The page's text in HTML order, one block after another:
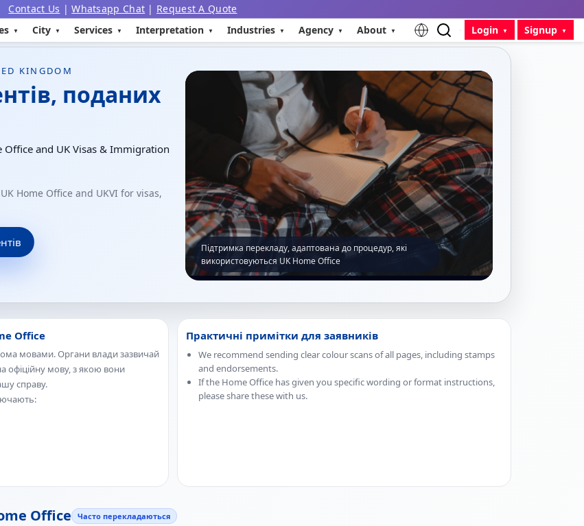
Contact Us |Whatsapp Chat | Request A Quote
City Services Interpretation Industries Agency About Login Signup
KINGDOM
поданих
and UK Visas & Immigration
Home Office and UKVI for visas,
Підтримка перекладу, адаптована до процедур, які
використовуються UK Home Office
Office
мовами. Органи влади зазвичай
офіційну мову, з якою вони
справу.
Практичні примітки для заявників
We recommend sending clear colour scans of all pages, including stamps
and endorsements.
If the Home Office has given you specific wording or format instructions,
please share these with us.
Office Часто перекладаються